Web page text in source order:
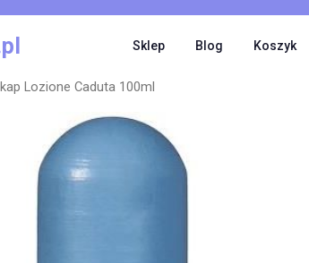
Sklep Blog Koszyk
Lozione Caduta 100ml